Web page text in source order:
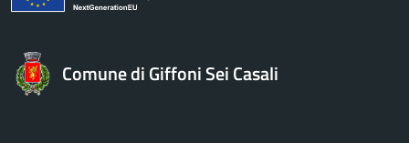
Comune di Giffoni Sei Casali